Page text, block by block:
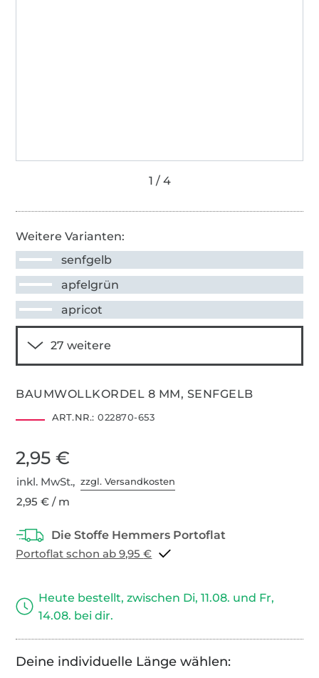
Weitere Varianten:
senfgelb
apfelgrün
apricot
BAUMWOLLKORDEL 8 MM, SENFGELB
ART.NR.: 022870-653
2,95 €
inkl. MwSt.,zzgl. Versandkosten
2,95 € / m
Portoflat schon ab 9,95 €
Heute bestellt, zwischen Di, 11.08. und Fr,
14.08. bei dir.
Deine individuelle Länge wählen: